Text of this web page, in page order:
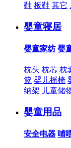
鞋 板鞋 其它
婴童寝居
婴童家纺 婴
枕头 枕芯 枕
篮 婴儿摇椅
纳架 儿童储
婴童用品
安全电器 哺